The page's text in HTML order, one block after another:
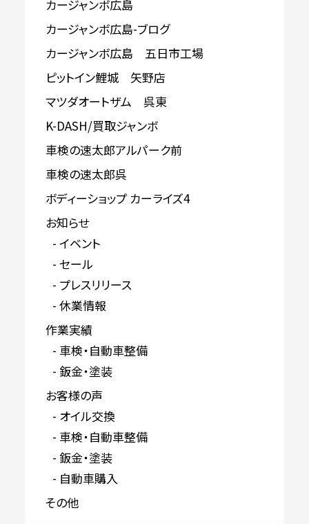
カージャンボ広島
カージャンボ広島-ブログ
カージャンボ広島 五日市工場
ピットイン鯉城 矢野店
マツダオートザム 呉東
K-DASH/買取ジャンボ
車検の速太郎アルパーク前
車検の速太郎呉
ボディーショップ カーライズ4
お知らせ
イベント
セール
プレスリリース
休業情報
作業実績
車検・自動車整備
鈑金・塗装
お客様の声
オイル交換
車検・自動車整備
鈑金・塗装
自動車購入
その他